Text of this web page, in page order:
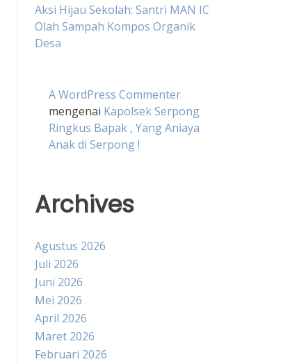
Aksi Hijau Sekolah: Santri MAN IC
Olah Sampah Kompos Organik
Desa
A WordPress Commenter
mengenai Kapolsek Serpong
Ringkus Bapak , Yang Aniaya
Anak di Serpong !
Archives
Agustus 2026
Juli 2026
Juni 2026
Mei 2026
April 2026
Maret 2026
Februari 2026